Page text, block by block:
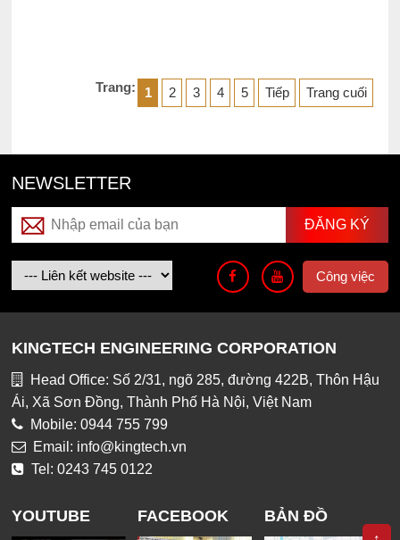
Trang: 1 2 3 4 5 Tiếp Trang cuối
NEWSLETTER
Công việc
KINGTECH ENGINEERING CORPORATION
Head Office: Số 2/31, ngõ 285, đường 422B, Thôn Hậu
Ái, Xã Sơn Đồng, Thành Phố Hà Nội, Việt Nam
Mobile: 0944 755 799
Email: info@kingtech.vn
Tel: 0243 745 0122
YOUTUBE FACEBOOK BẢN ĐỒ